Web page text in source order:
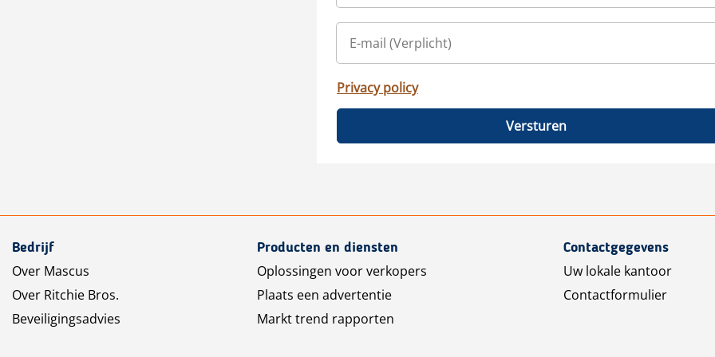
Privacy policy
Versturen
Bedrijf
Over Mascus
Over Ritchie Bros.
Beveiligingsadvies
Producten en diensten
Oplossingen voor verkopers
Plaats een advertentie
Markt trend rapporten
Contactgegevens
Uw lokale kantoor
Contactformulier